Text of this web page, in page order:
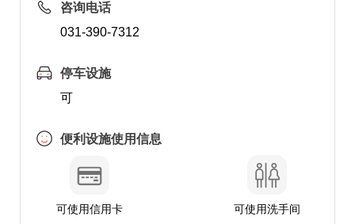
咨询电话
031-390-7312
停车设施
可
便利设施使用信息
可使用信用卡 可使用洗手间